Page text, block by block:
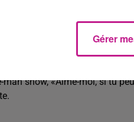
pour une représentation
le court central Philippe-
show, «Aime-moi, si tu
Gérer